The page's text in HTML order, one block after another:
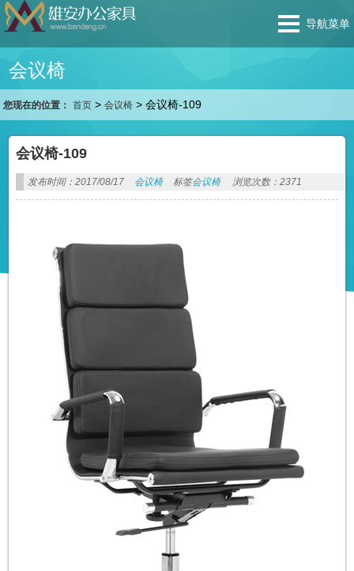
导航菜单
会议椅
您现在的位置： 首页 >会议椅 >会议椅-109
会议椅-109
发布时间：2017/08/17 会议椅 标签会议椅 浏览次数：2371